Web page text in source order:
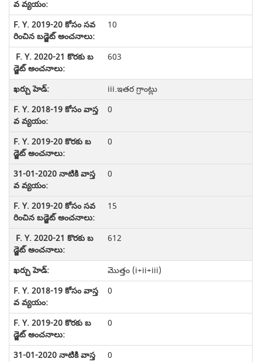
10
603
iii.ఇతర గ్రాంట్లు
0
0
0
15
612
మొత్తం (i+ii+iii)
0
0
0